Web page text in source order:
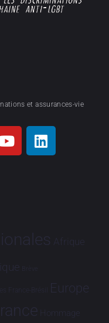
et assurances-vie
Afrique
Brève
France-Brésil Europe
Hommage